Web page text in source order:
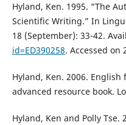
Hyland, Ken. 1995. “The
Scientific Writing.” In
18 (September): 33-42.
id=ED390258. Accessed on
Hyland, Ken. 2006. English
advanced resource book.
Hyland, Ken and Polly Tse.